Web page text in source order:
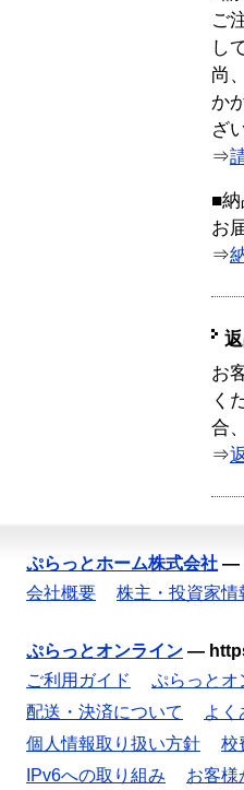
ご
し
尚
か
ざ
⇒
■
お
⇒
お
く
合
⇒
ぷらっとホーム株式会社 —
会社概要
株主・投資家情
ぷらっとオンライン —
ご利用ガイド
ぷらっとオ
配送・決済について
よく
個人情報取り扱い方針
校
IPv6への取り組み
お客様